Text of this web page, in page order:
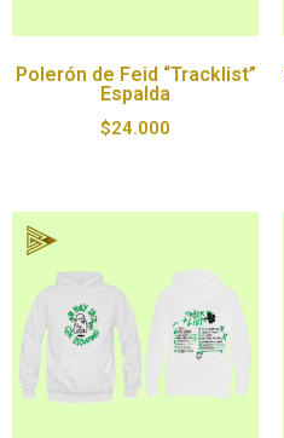
Polerón de Feid “Tracklist”
Espalda
$24.000